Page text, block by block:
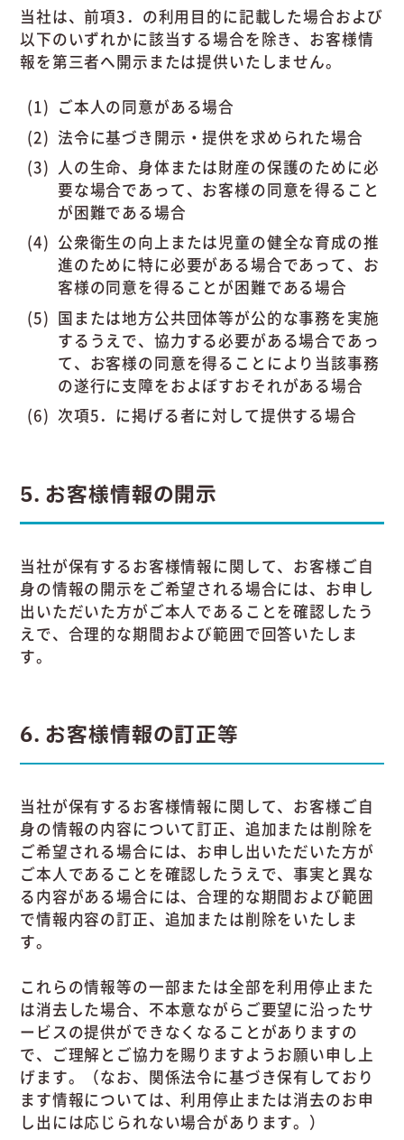
当社は、前項3．の利用目的に記載した場合および
以下のいずれかに該当する場合を除き、お客様情
報を第三者へ開示または提供いたしません。
ご本人の同意がある場合
法令に基づき開示・提供を求められた場合
人の生命、身体または財産の保護のために必
要な場合であって、お客様の同意を得ること
が困難である場合
公衆衛生の向上または児童の健全な育成の推
進のために特に必要がある場合であって、お
客様の同意を得ることが困難である場合
国または地方公共団体等が公的な事務を実施
するうえで、協力する必要がある場合であっ
て、お客様の同意を得ることにより当該事務
の遂行に支障をおよぼすおそれがある場合
次項5．に掲げる者に対して提供する場合
5 お客様情報の開示
当社が保有するお客様情報に関して、お客様ご自
身の情報の開示をご希望される場合には、お申し
出いただいた方がご本人であることを確認したう
えで、合理的な期間および範囲で回答いたしま
す。
6 お客様情報の訂正等
当社が保有するお客様情報に関して、お客様ご自
身の情報の内容について訂正、追加または削除を
ご希望される場合には、お申し出いただいた方が
ご本人であることを確認したうえで、事実と異な
る内容がある場合には、合理的な期間および範囲
で情報内容の訂正、追加または削除をいたしま
す。
これらの情報等の一部または全部を利用停止また
は消去した場合、不本意ながらご要望に沿ったサ
ービスの提供ができなくなることがありますの
で、ご理解とご協力を賜りますようお願い申し上
げます。（なお、関係法令に基づき保有しており
ます情報については、利用停止または消去のお申
し出には応じられない場合があります。）